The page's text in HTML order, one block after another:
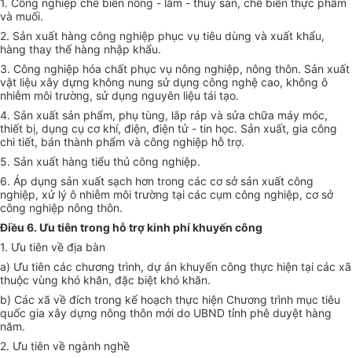
1. Công nghiệp chế biến nông - âm - thủy sản, chế biến thực phẩm
và muối.
2. Sản xuất hàng công nghiệp phục vụ tiêu dùng và xuất khẩu,
hàng thay thế hàng nhập khẩu.
3. Công nghiệp hóa chất phục vụ nông nghiệp, nông thôn. Sản xuất
vật liệu xây dựng không nung sử dụng công nghệ cao, không ô
nhiễm môi trường, sử dụng nguyên liệu tái tạo.
4. Sản xuất sản phẩm, phụ tùng, lắp ráp và sửa chữa máy móc,
thiết bị, dụng cụ cơ khí, điện, điện tử - tin học. Sản xuất, gia công
chi tiết, bán thành phẩm và công nghiệp hỗ trợ.
5. Sản xuất hàng tiểu thủ công nghiệp.
6. Áp dụng sản xuất sạch hơn trong các cơ sở sản xuất công
nghiệp, xử lý ô nhiễm môi trường tại các cụm công nghiệp, cơ sở
công nghiệp nông thôn.
Điều 6. Ưu tiên trong hỗ trợ kinh phí khuyến công
1. Ưu tiên về địa bàn
a) Ưu tiên các chương trình, dự án khuyến công thực hiện tại các xã
thuộc vùng khó khăn, đặc biệt khó khăn.
b) Các xã về đích trong kế hoạch thực hiện Chương trình mục tiêu
quốc gia xây dựng nông thôn mới do UBND tỉnh phê duyệt hàng
năm.
2. Ưu tiên về ngành nghề